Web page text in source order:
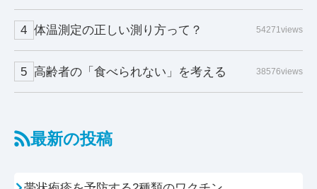
体温測定の正しい測り方って？ 54271views
高齢者の「食べられない」を考える 38576views
最新の投稿